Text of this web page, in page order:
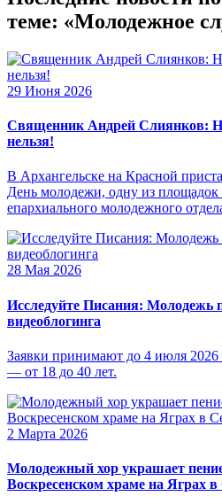
теме: «Молодежное
29 Июня 2026
Священник Андрей Слиянков:
нельзя!
В Архангельске на Красной
День молодежи, одну из площадок
епархиального молодежного
28 Мая 2026
Исследуйте Писания: Молодежь
видеоблогинга
Заявки принимают до 4 июля 2026
— от 18 до 40 лет.
2 Марта 2026
Молодежный хор украшает
Воскресенском храме на Яграх в